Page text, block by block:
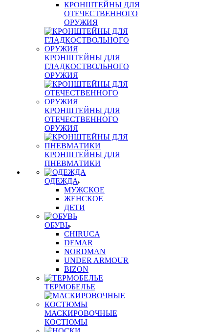
КРОНШТЕЙНЫ ДЛЯ
ОТЕЧЕСТВЕННОГО
ОРУЖИЯ
КРОНШТЕЙНЫ ДЛЯ
ГЛАДКОСТВОЛЬНОГО
ОРУЖИЯ
КРОНШТЕЙНЫ ДЛЯ
ОТЕЧЕСТВЕННОГО
ОРУЖИЯ
КРОНШТЕЙНЫ ДЛЯ
ПНЕВМАТИКИ
ОДЕЖДА
МУЖСКОЕ
ЖЕНСКОЕ
ДЕТИ
ОБУВЬ
CHIRUCA
DEMAR
NORDMAN
UNDER ARMOUR
BIZON
ТЕРМОБЕЛЬЕ
МАСКИРОВОЧНЫЕ
КОСТЮМЫ